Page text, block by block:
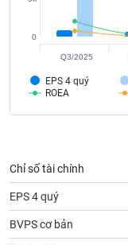
EPS 4 quý
ROEA
0
Q3/2025
Chỉ số tài chính
EPS 4 quý
BVPS cơ bản